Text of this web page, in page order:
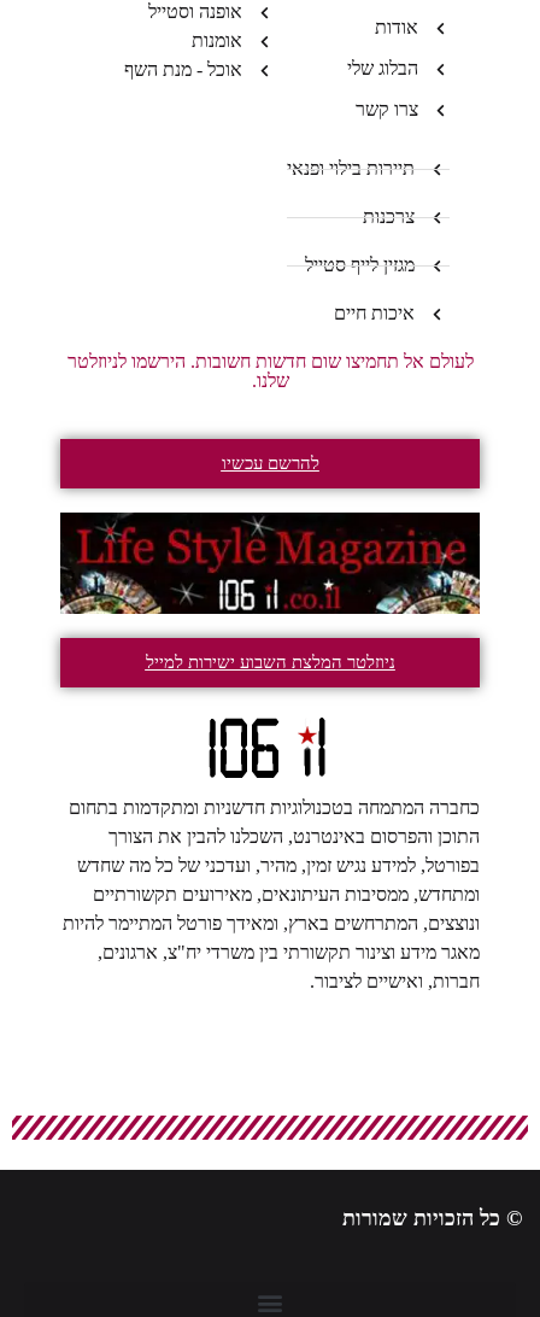
אודות
הבלוג שלי
צרו קשר
אופנה וסטייל
אומנות
אוכל - מנת השף
תיירות בילוי ופנאי
צרכנות
מגזין לייף סטייל
איכות חיים
לעולם אל תחמיצו שום חדשות חשובות. הירשמו לניוזלטר
שלנו.
להרשם עכשיו
ניוזלטר המלצת השבוע ישירות למייל
כחברה המתמחה בטכנולוגיות חדשניות ומתקדמות בתחום
התוכן והפרסום באינטרנט, השכלנו להבין את הצורך
בפורטל, למידע נגיש זמין, מהיר, ועדכני של כל מה שחדש
ומתחדש, ממסיבות העיתונאים, מאירועים תקשורתיים
ונוצצים, המתרחשים בארץ, ומאידך פורטל המתיימר להיות
מאגר מידע וצינור תקשורתי בין משרדי יח"צ, ארגונים,
חברות, ואישיים לציבור.
© כל הזכויות שמורות